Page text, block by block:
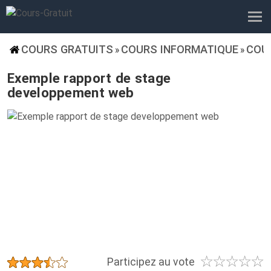
COURS GRATUITS » COURS INFORMATIQUE »
Exemple rapport de stage
developpement web
Participez au vote ☆☆☆☆☆
★★★★★